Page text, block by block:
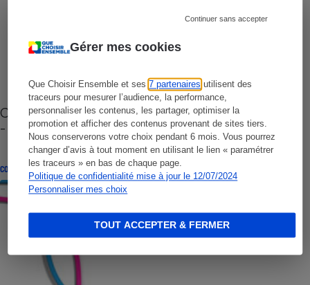
Gérer mes cookies
Que Choisir Ensemble et ses7 partenaires utilisent des
traceurs pour mesurer l’audience, la performance,
personnaliser les contenus, les partager, optimiser la
promotion et afficher des contenus provenant de sites tiers.
Nous conserverons votre choix pendant 6 mois. Vous pourrez
changer d’avis à tout moment en utilisant le lien « paramétrer
les traceurs » en bas de chaque page.
Politique de confidentialité mise à jour le 12/07/2024
Personnaliser mes choix
Continuer sans accepter
TOUT ACCEPTER & FERMER
Cafetière à capsules zéro déchet CoffeeB (vidéo)
- Premières impressions
CONSEILS